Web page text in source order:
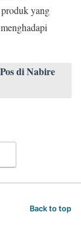
yang
di Nabire
Back to top